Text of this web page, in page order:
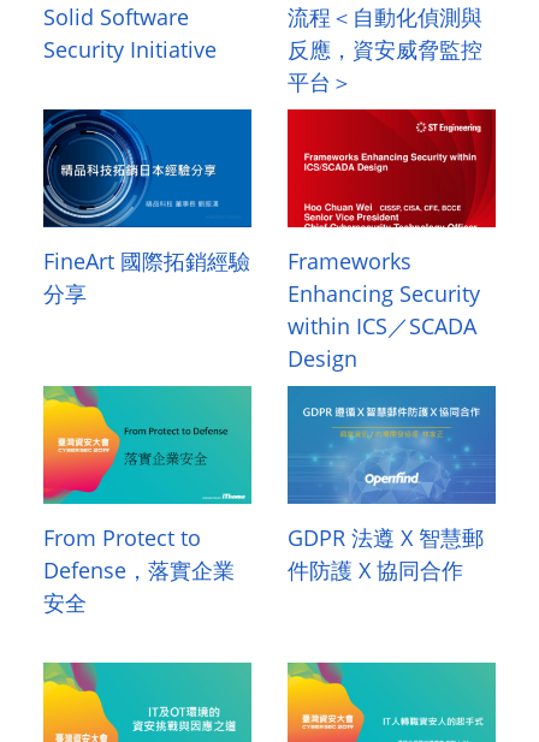
Solid Software
Security Initiative
流程＜自動化偵測與
反應，資安威脅監控
平台＞
FineArt 國際拓銷經驗
分享
Frameworks
Enhancing Security
within ICS／SCADA
Design
From Protect to
Defense，落實企業
安全
GDPR 法遵 X 智慧郵
件防護 X 協同合作